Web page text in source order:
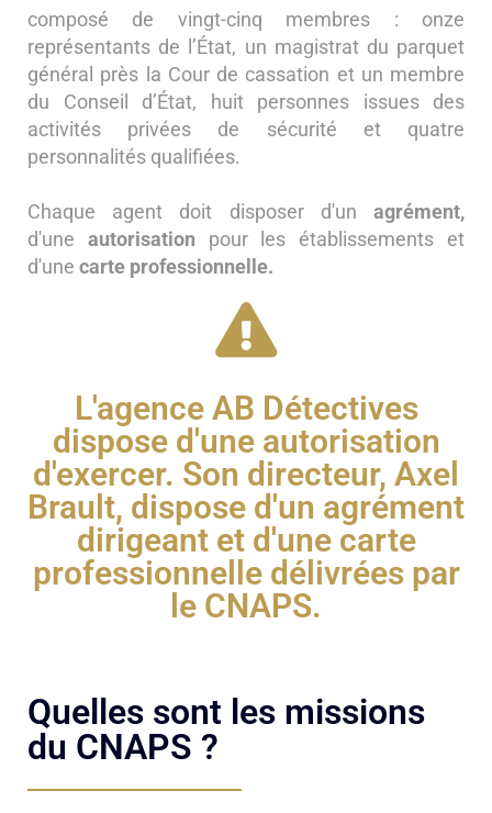
composé de vingt-cinq membres : onze
représentants de l’État, un magistrat du parquet
général près la Cour de cassation et un membre
du Conseil d’État, huit personnes issues des
activités privées de sécurité et quatre
personnalités qualifiées.
Chaque agent doit disposer d'un agrément,
d'une autorisation pour les établissements et
d'une carte professionnelle.
L'agence AB Détectives
dispose d'une autorisation
d'exercer. Son directeur, Axel
Brault, dispose d'un agrément
dirigeant et d'une carte
professionnelle délivrées par
le CNAPS.
Quelles sont les missions
du CNAPS ?